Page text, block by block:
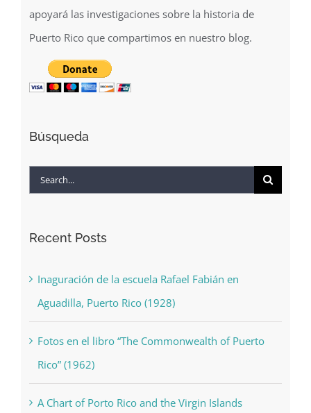
apoyará las investigaciones sobre la historia de
Puerto Rico que compartimos en nuestro blog.
Búsqueda
Search
Recent Posts
Inaguración de la escuela Rafael Fabián en
Aguadilla, Puerto Rico (1928)
Fotos en el libro “The Commonwealth of Puerto
Rico” (1962)
A Chart of Porto Rico and the Virgin Islands